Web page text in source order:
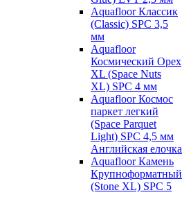
Aquafloor Классик
(Classic) SPC 3,5
мм
Aquafloor
Космический Орех
XL (Space Nuts
XL) SPC 4 мм
Aquafloor Космос
паркет легкий
(Space Parquet
Light) SPC 4,5 мм
Английская елочка
Aquafloor Камень
Крупноформатный
(Stone XL) SPC 5